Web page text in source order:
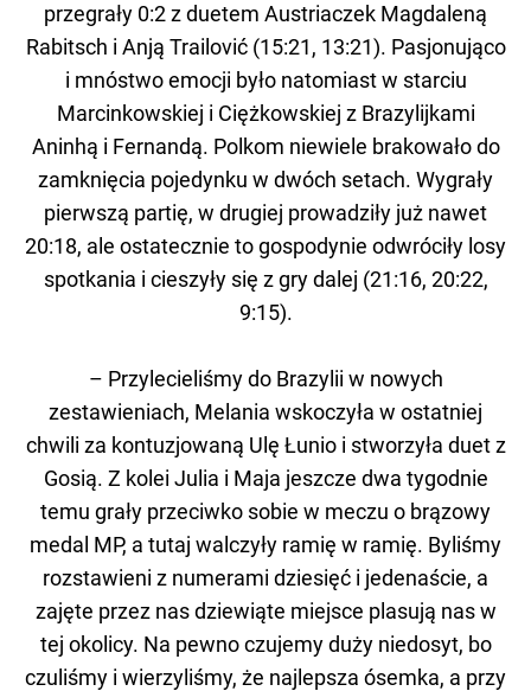
przegrały 0:2 z duetem Austriaczek Magdaleną
Rabitsch i Anją Trailović (15:21, 13:21). Pasjonująco
i mnóstwo emocji było natomiast w starciu
Marcinkowskiej i Ciężkowskiej z Brazylijkami
Aninhą i Fernandą. Polkom niewiele brakowało do
zamknięcia pojedynku w dwóch setach. Wygrały
pierwszą partię, w drugiej prowadziły już nawet
20:18, ale ostatecznie to gospodynie odwróciły losy
spotkania i cieszyły się z gry dalej (21:16, 20:22,
9:15).
– Przylecieliśmy do Brazylii w nowych
zestawieniach, Melania wskoczyła w ostatniej
chwili za kontuzjowaną Ulę Łunio i stworzyła duet z
Gosią. Z kolei Julia i Maja jeszcze dwa tygodnie
temu grały przeciwko sobie w meczu o brązowy
medal MP, a tutaj walczyły ramię w ramię. Byliśmy
rozstawieni z numerami dziesięć i jedenaście, a
zajęte przez nas dziewiąte miejsce plasują nas w
tej okolicy. Na pewno czujemy duży niedosyt, bo
czuliśmy i wierzyliśmy, że najlepsza ósemka, a przy